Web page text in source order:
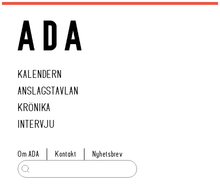
KALENDERN
ANSLAGSTAVLAN
KRÖNIKA
INTERVJU
Om ADA Kontakt Nyhetsbrev